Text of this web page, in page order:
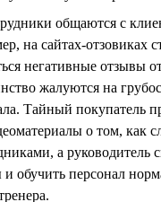
общаются с
на сайтах-отзовиках
негативные отзывы
жалуются на
Тайный покупатель
о том, как
а руководитель
обучить персонал